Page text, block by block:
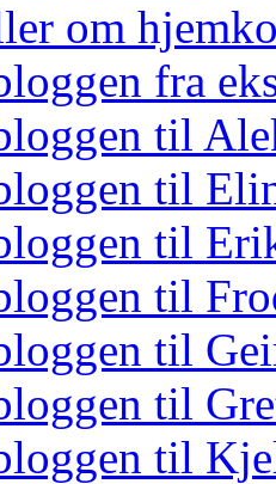
om
fra
til
til
til
til
til
til
til